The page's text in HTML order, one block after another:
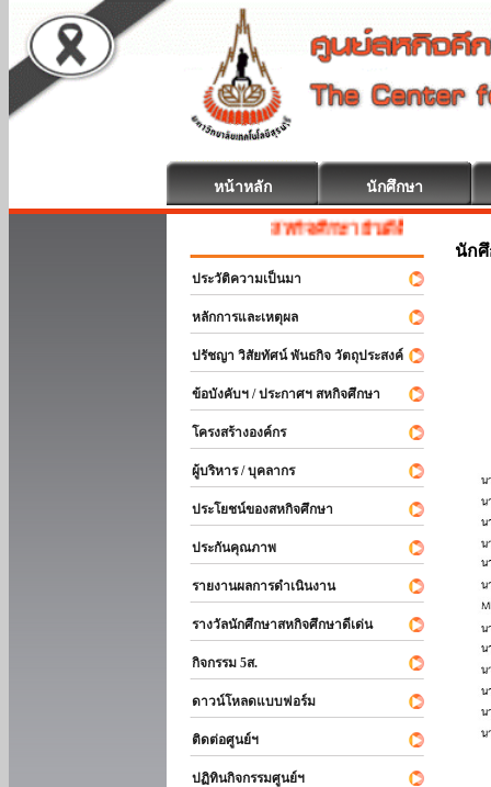
หน้าหลัก นักศึกษา
สหกิจศึกษา ยินดีต้อนรับ
ประวัติความเป็นมา
หลักการและเหตุผล
ปรัชญา วิสัยทัศน์ พันธกิจ วัตถุประสงค์
ข้อบังคับฯ / ประกาศฯ สหกิจศึกษา
โครงสร้างองค์กร
ผู้บริหาร / บุคลากร
ประโยชน์ของสหกิจศึกษา
ประกันคุณภาพ
รายงานผลการดำเนินงาน
รางวัลนักศึกษาสหกิจศึกษาดีเด่น
กิจกรรม 5ส.
ดาวน์โหลดแบบฟอร์ม
ติดต่อศูนย์ฯ
ปฏิทินกิจกรรมศูนย์ฯ
นัก